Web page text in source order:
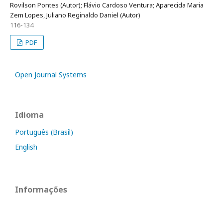
Rovilson Pontes (Autor); Flávio Cardoso Ventura; Aparecida Maria
Zem Lopes, Juliano Reginaldo Daniel (Autor)
116-134
PDF
Open Journal Systems
Idioma
Português (Brasil)
English
Informações